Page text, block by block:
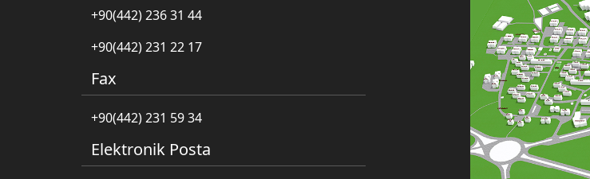
+90(442) 236 31 44
+90(442) 231 22 17
Fax
+90(442) 231 59 34
Elektronik Posta